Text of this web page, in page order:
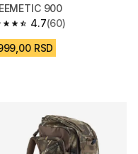
900
4.7
od 5 zvezdica from 60
(60)
RSD